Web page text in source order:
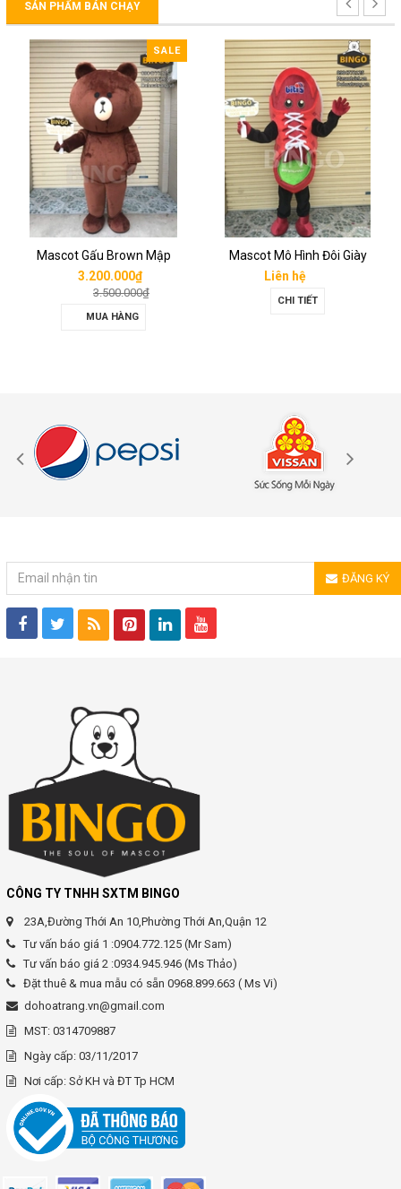
SẢN PHẨM BÁN CHẠY
SALE
Mascot Gấu Brown Mập
3.200.000₫
3.500.000₫
MUA HÀNG
Mascot Mô Hình Đôi Giày
Liên hệ
CHI TIẾT
ĐĂNG KÝ
CÔNG TY TNHH SXTM BINGO
23A,Đường Thới An 10,Phường Thới An,Quận 12
Tư vấn báo giá 1 :0904.772.125 (Mr Sam)
Tư vấn báo giá 2 :0934.945.946 (Ms Thảo)
Đặt thuê & mua mẫu có sẵn 0968.899.663 ( Ms Vi)
dohoatrang.vn@gmail.com
MST: 0314709887
Ngày cấp: 03/11/2017
Nơi cấp: Sở KH và ĐT Tp HCM